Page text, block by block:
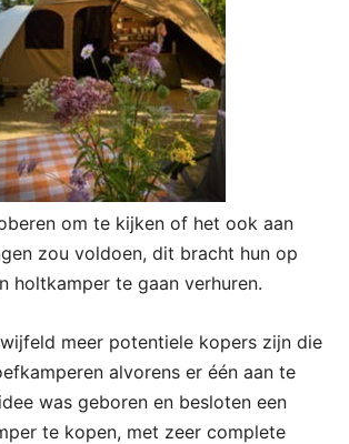
om te kijken of het ook aan
zou voldoen, dit bracht hun op
holtkamper te gaan verhuren.
meer potentiele kopers zijn die
alvorens er één aan te
was geboren en besloten een
te kopen, met zeer complete